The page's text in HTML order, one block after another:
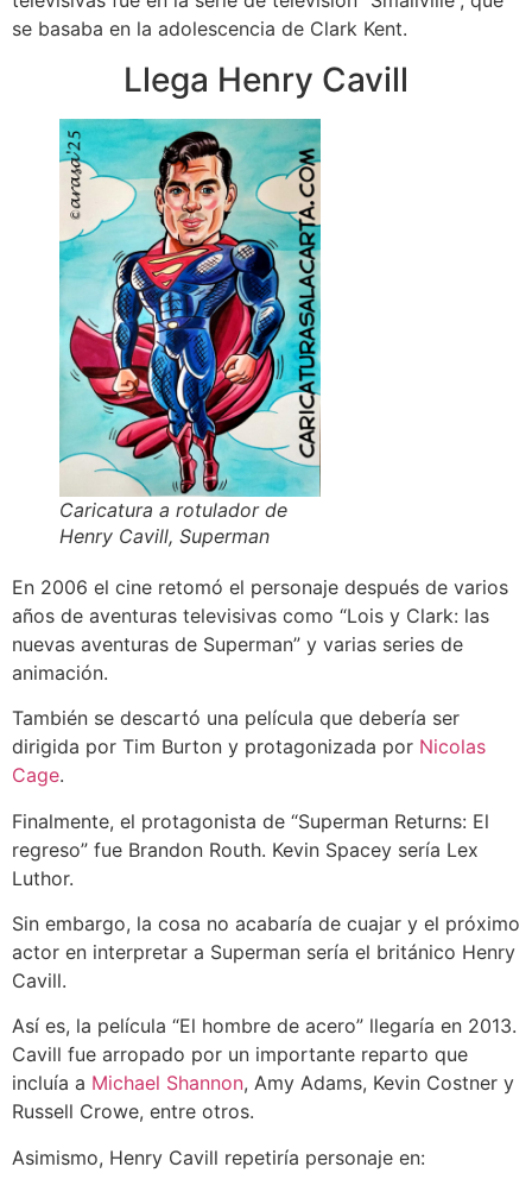
se basaba en la adolescencia de Clark Kent.
Llega Henry Cavill
Caricatura a rotulador de
Henry Cavill, Superman
En 2006 el cine retomó el personaje después de varios
años de aventuras televisivas como “Lois y Clark: las
nuevas aventuras de Superman” y varias series de
animación.
También se descartó una película que debería ser
dirigida por Tim Burton y protagonizada por Nicolas
Cage.
Finalmente, el protagonista de “Superman Returns: El
regreso” fue Brandon Routh. Kevin Spacey sería Lex
Luthor.
Sin embargo, la cosa no acabaría de cuajar y el próximo
actor en interpretar a Superman sería el británico Henry
Cavill.
Así es, la película “El hombre de acero” llegaría en 2013.
Cavill fue arropado por un importante reparto que
incluía a Michael Shannon, Amy Adams, Kevin Costner y
Russell Crowe, entre otros.
Asimismo, Henry Cavill repetiría personaje en: